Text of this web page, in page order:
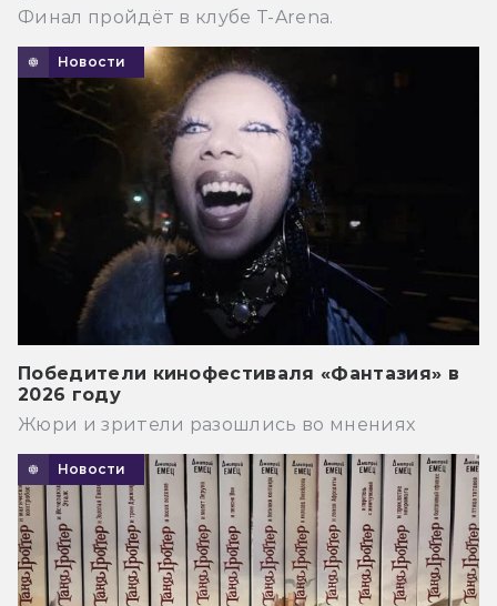
Финал пройдёт в клубе T-Arena.
Новости
Победители кинофестиваля «Фантазия» в
2026 году
Жюри и зрители разошлись во мнениях
Новости